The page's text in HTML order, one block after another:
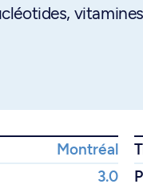
Montréal
3.0